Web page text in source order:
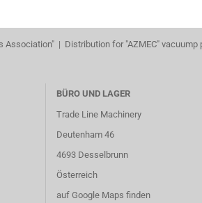
Association" | Distribution for "AZMEC" vacuump
BÜRO UND LAGER
Trade Line Machinery
Deutenham 46
4693 Desselbrunn
Österreich
auf Google Maps finden